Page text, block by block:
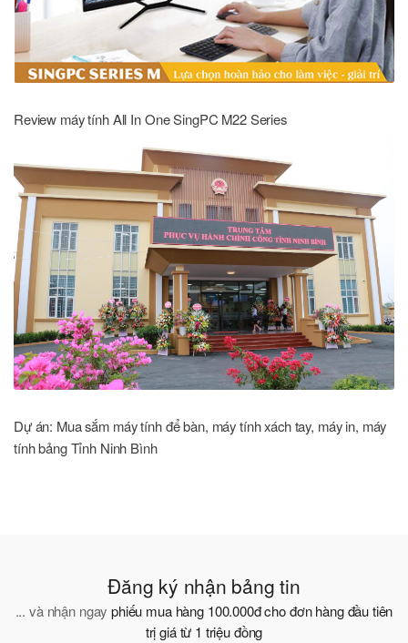
Review máy tính All In One SingPC M22 Series
Dự án: Mua sắm máy tính để bàn, máy tính xách tay, máy in, máy
tính bảng Tỉnh Ninh Bình
Đăng ký nhận bảng tin
... và nhận ngayphiếu mua hàng 100.000đ cho đơn hàng đầu tiên
trị giá từ 1 triệu đồng